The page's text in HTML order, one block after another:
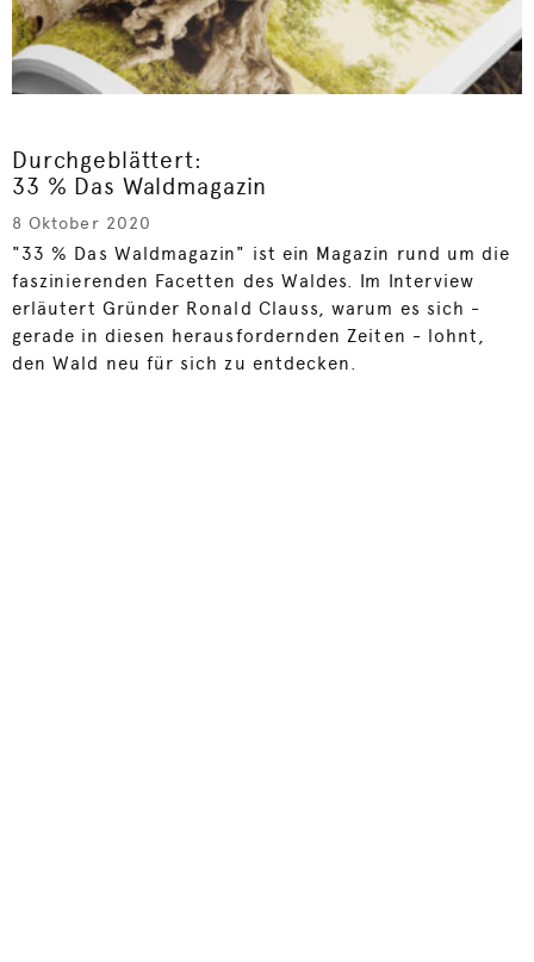
Durchgeblättert:
33 % Das Waldmagazin
8 Oktober 2020
"33 % Das Waldmagazin" ist ein Magazin rund um die
faszinierenden Facetten des Waldes. Im Interview
erläutert Gründer Ronald Clauss, warum es sich -
gerade in diesen herausfordernden Zeiten - lohnt,
den Wald neu für sich zu entdecken.